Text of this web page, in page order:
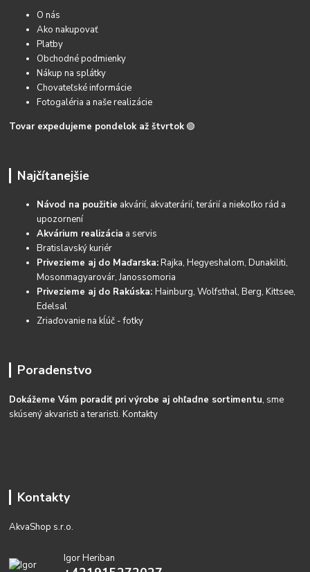
O nás
Ako nakupovať
Platby
Obchodné podmienky
Nákup na splátky
Chovateľské informácie
Fotogaléria a naše realizácie
Tovar expedujeme pondelok až štvrtok 🟢
Najčítanejšie
Návod na použitie akvárií, akvaterárií, terárií a niekoľko rád a
upozornení
Akvárium realizácia a servis
Bratislavský kuriér
Privezieme aj do Maďarska:Rajka, Hegyeshalom, Dunakiliti,
Mosonmagyarovár, Janossomoria
Privezieme aj do Rakúska:Hainburg, Wolfsthal, Berg, Kittsee,
Edelsal
Zriaďovanie na kĺúč - fotky
Poradenstvo
Dokážeme Vám poradiť pri výrobe aj ohľadne sortimentu, sme
skúsený akvaristi a teraristi.Kontakty
Kontakty
AkvaShop s.r.o.
Igor Heriban